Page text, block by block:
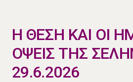
Η ΘΕΣΗ ΚΑΙ ΟΙ
ΟΨΕΙΣ ΤΗΣ
29.6.2026